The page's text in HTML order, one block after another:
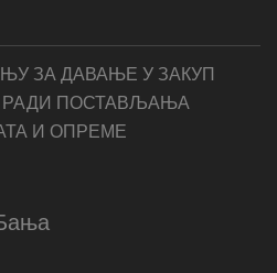
ЗА ДАВАЊЕ У ЗАКУП
ПОСТАВЉАЊА
И ОПРЕМЕ